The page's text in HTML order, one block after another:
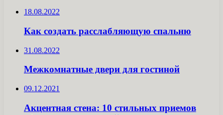
18.08.2022
Как создать расслабляющую спальню
31.08.2022
Межкомнатные двери для гостиной
09.12.2021
Акцентная стена: 10 стильных приемов